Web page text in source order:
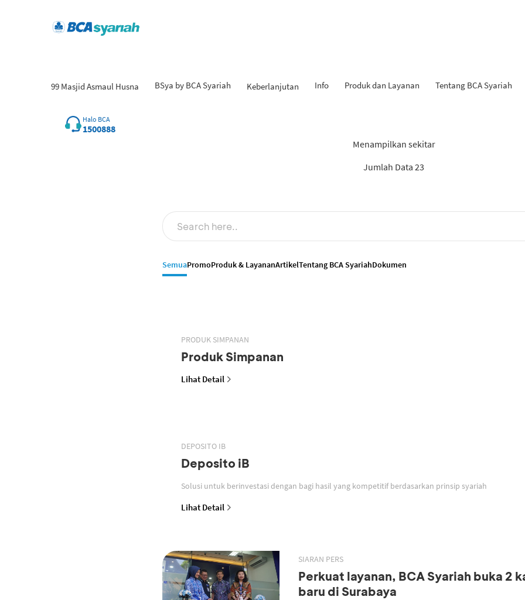
99 Masjid Asmaul Husna BSya by BCA Syariah Keberlanjutan Info Produk dan Layanan Tentang BCA Syariah
Halo BCA
1500888
Menampilkan sekitar
Jumlah Data 23
SemuaPromoProduk & LayananArtikelTentang BCA SyariahDokumen
PRODUK SIMPANAN
Produk Simpanan
Lihat Detail
DEPOSITO IB
Deposito iB
Solusi untuk berinvestasi dengan bagi hasil yang kompetitif berdasarkan prinsip syariah
Lihat Detail
SIARAN PERS
Perkuat layanan, BCA Syariah buka 2
baru di Surabaya